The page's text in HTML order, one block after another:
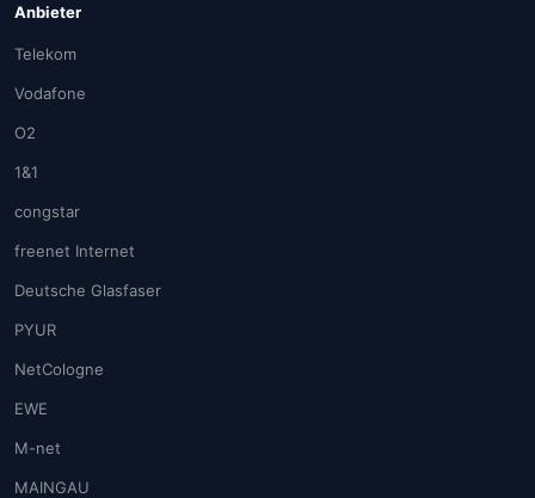
Anbieter
Telekom
Vodafone
O2
1&1
congstar
freenet Internet
Deutsche Glasfaser
PYUR
NetCologne
EWE
M-net
MAINGAU